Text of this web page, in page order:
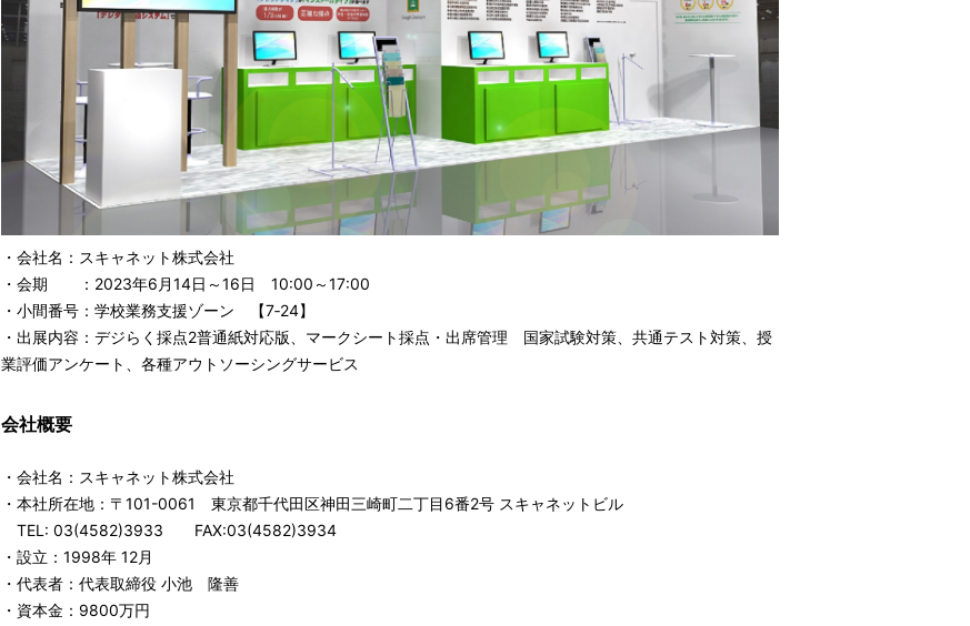
・会社名：スキャネット株式会社
・会期 ：2023年6月14日～16日 10:00～17:00
・小間番号：学校業務支援ゾーン 【7‐24】
・出展内容：デジらく採点2普通紙対応版、マークシート採点・出席管理 国家試験対策、共通テスト対策、授
業評価アンケート、各種アウトソーシングサービス
会社概要
・会社名：スキャネット株式会社
・本社所在地：〒101-0061 東京都千代田区神田三崎町二丁目6番2号 スキャネットビル
TEL: 03(4582)3933 FAX:03(4582)3934
・設立：1998年 12月
・代表者：代表取締役 小池 隆善
・資本金：9800万円